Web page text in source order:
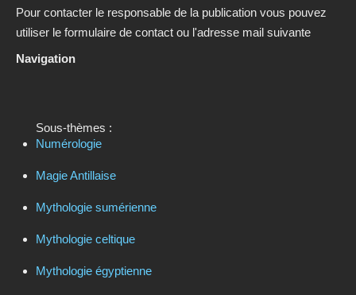
Pour contacter le responsable de la publication vous pouvez
utiliser le formulaire de contact ou l'adresse mail suivante
Navigation
Sous-thèmes :
Numérologie
Magie Antillaise
Mythologie sumérienne
Mythologie celtique
Mythologie égyptienne